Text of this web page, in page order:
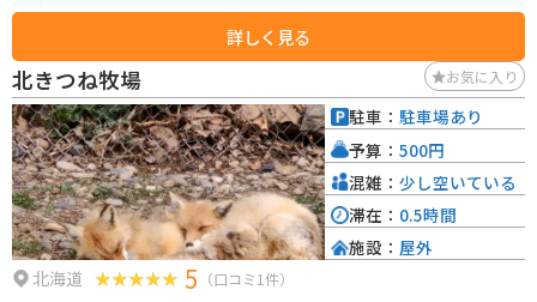
い出に購入していくのも良いでしょう。また、地元産の農産物や、ここでし
か味わえないソフトクリームなども販売しており、休憩がてら立ち寄るのに
ぴったりです。 バイクで訪れる場合、駐車場も広く停めやすいので安心で
す。周辺には、北きつね牧場や温根湯温泉など観光スポットも点在してお
り、ツーリングの拠点としてもおすすめです。
詳しく見る
北きつね牧場 お気に入り
北海道 5 （口コミ1件）
駐車： 駐車場あり
予算： 500円
混雑： 少し空いている
滞在： 0.5時間
施設： 屋外